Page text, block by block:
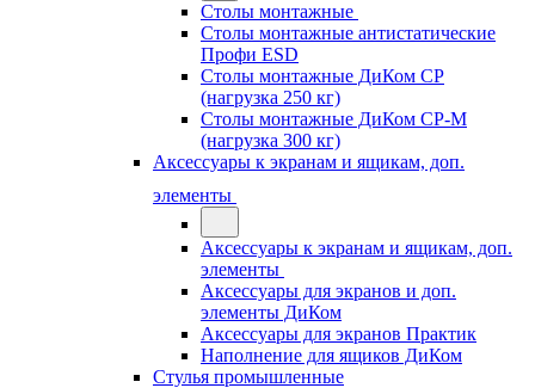
Столы монтажные
Столы монтажные антистатические
Профи ESD
Столы монтажные ДиКом СР
(нагрузка 250 кг)
Столы монтажные ДиКом СР-М
(нагрузка 300 кг)
Аксессуары к экранам и ящикам, доп.
элементы
Аксессуары к экранам и ящикам, доп.
элементы
Аксессуары для экранов и доп.
элементы ДиКом
Аксессуары для экранов Практик
Наполнение для ящиков ДиКом
Стулья промышленные